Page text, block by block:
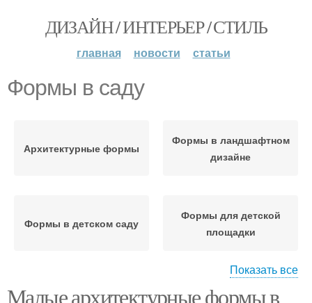
ДИЗАЙН / ИНТЕРЬЕР / СТИЛЬ
главная новости статьи
Формы в саду
Архитектурные формы
Формы в ландшафтном
дизайне
Формы в детском саду
Формы для детской
площадки
Формы для сада
Показать все
Малые архитектурные формы в